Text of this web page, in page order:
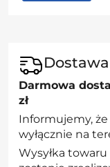
Dostawa
Darmowa
zł
Informujemy, że
wyłącznie na
Wysyłka